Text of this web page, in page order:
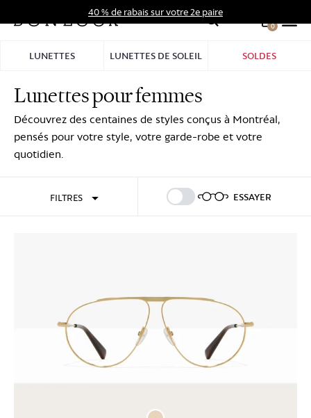
au
40 % de rabais sur votre 2e paire
0
LUNETTES LUNETTES DE SOLEIL SOLDES
Lunettes pour femmes
Découvrez des centaines de styles conçus à Montréal,
pensés pour votre style, votre garde-robe et votre
quotidien.
FILTRES ESSAYER
connecter S'inscrire